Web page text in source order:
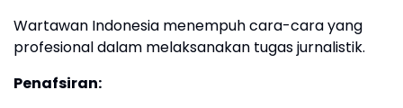
Wartawan Indonesia menempuh cara-cara yang
profesional dalam melaksanakan tugas jurnalistik.
Penafsiran: